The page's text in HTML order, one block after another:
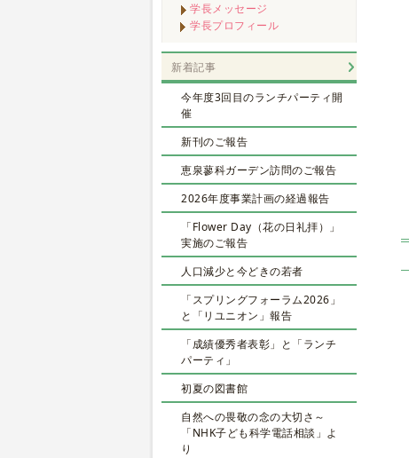
学長メッセージ
学長プロフィール
新着記事
今年度3回目のランチパーティ開
催
新刊のご報告
恵泉蓼科ガーデン訪問のご報告
2026年度事業計画の経過報告
「Flower Day（花の日礼拝）」
実施のご報告
人口減少と今どきの若者
「スプリングフォーラム2026」
と「リユニオン」報告
「成績優秀者表彰」と「ランチ
パーティ」
初夏の図書館
自然への畏敬の念の大切さ～
「NHK子ども科学電話相談」よ
り